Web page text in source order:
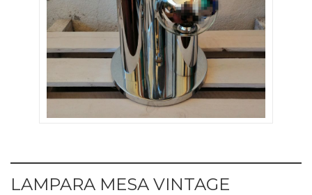
LAMPARA MESA VINTAGE